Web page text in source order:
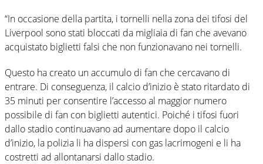
“In occasione della partita, i tornelli nella zona dei tifosi del
Liverpool sono stati bloccati da migliaia di fan che avevano
acquistato biglietti falsi che non funzionavano nei tornelli.
Questo ha creato un accumulo di fan che cercavano di
entrare. Di conseguenza, il calcio d’inizio è stato ritardato di
35 minuti per consentire l’accesso al maggior numero
possibile di fan con biglietti autentici. Poiché i tifosi fuori
dallo stadio continuavano ad aumentare dopo il calcio
d’inizio, la polizia li ha dispersi con gas lacrimogeni e li ha
costretti ad allontanarsi dallo stadio.